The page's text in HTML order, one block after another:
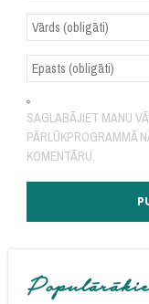
SAGLABĀJIET MANU
PĀRLŪKPROGRAMMĀ
KOMENTĀRU.